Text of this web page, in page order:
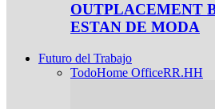
OUTPLACEMENT
ESTAN DE MODA
Futuro del Trabajo
TodoHome OfficeRR.HH